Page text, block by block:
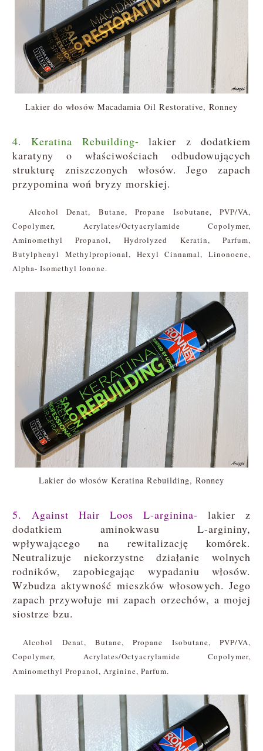
Lakier do włosów Macadamia Oil Restorative, Ronney
4. Keratina Rebuilding- lakier z dodatkiem
karatyny o właściwościach odbudowujących
strukturę zniszczonych włosów. Jego zapach
przypomina woń bryzy morskiej.
Alcohol Denat, Butane, Propane Isobutane, PVP/VA,
Copolymer, Acrylates/Octyacrylamide Copolymer,
Aminomethyl Propanol, Hydrolyzed Keratin, Parfum,
Butylphenyl Methylpropional, Hexyl Cinnamal, Linonoene,
Alpha- Isomethyl Ionone.
Lakier do włosów Keratina Rebuilding, Ronney
5. Against Hair Loos L-arginina- lakier z
dodatkiem aminokwasu L-argininy,
wpływającego na rewitalizację komórek.
Neutralizuje niekorzystne działanie wolnych
rodników, zapobiegając wypadaniu włosów.
Wzbudza aktywność mieszków włosowych. Jego
zapach przywołuje mi zapach orzechów, a mojej
siostrze bzu.
Alcohol Denat, Butane, Propane Isobutane, PVP/VA,
Copolymer, Acrylates/Octyacrylamide Copolymer,
Aminomethyl Propanol, Arginine, Parfum.